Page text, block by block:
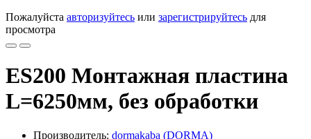
Пожалуйста авторизуйтесь или зарегистрируйтесь для
просмотра
ES200 Монтажная пластина
L=6250мм, без обработки
Производитель: dormakaba (DORMA)